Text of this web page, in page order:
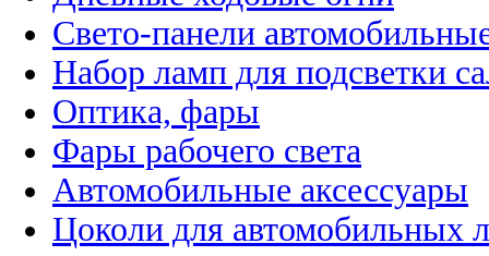
Свето-панели
Набор ламп для подсветки
Оптика, фары
Фары рабочего света
Автомобильные аксессуары
Цоколи для автомобильных